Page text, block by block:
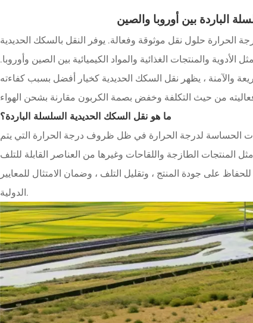
الباردة بين أوروبا والصين
الحرارة حلول نقل موثوقة وفعالة. يوفر النقل بالسكك الحديدية
والمنتجات الغذائية والمواد الكيميائية بين الصين وأوروبا.
والآمنة ، يظهر نقل السكك الحديدية كخيار أفضل بسبب كفاءته
ما هو نقل السكك الحديدية السلسلة الباردة؟
الحساسة لدرجة الحرارة في ظل ظروف درجة الحرارة التي يتم
المنتجات الطازجة واللقاحات وغيرها من العناصر القابلة للتلف
على جودة المنتج ، وتقليل التلف ، وضمان الامتثال للمعايير
الدولية.